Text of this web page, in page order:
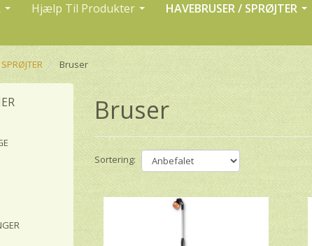
Hjælp Til Produkter HAVEBRUSER / SPRØJTER
Bruser
Bruser
Sortering: